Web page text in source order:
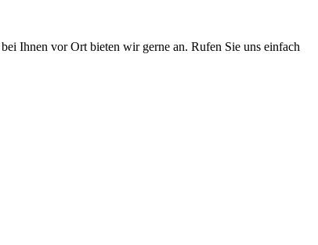
Ihnen vor Ort bieten wir gerne an. Rufen Sie uns einfach